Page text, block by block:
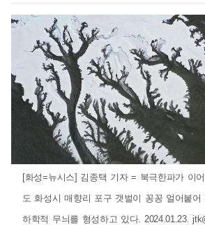
[화성=뉴시스] 김종택 기자 = 북극한파가 이
도 화성시 매향리 포구 갯벌이 꽁꽁 얼어붙
하학적 무늬를 형성하고 있다. 2024.01.23.